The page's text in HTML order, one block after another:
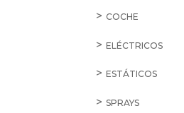
COCHE
ELÉCTRICOS
ESTÁTICOS
SPRAYS